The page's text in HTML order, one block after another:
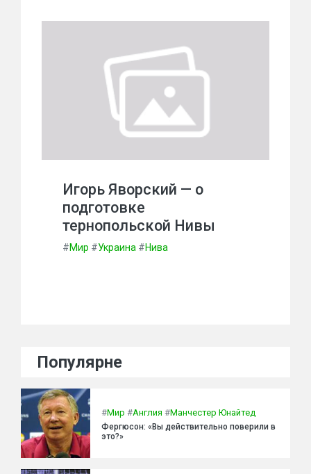
Игорь Яворский — о
подготовке
тернопольской Нивы
#Мир #Украина #Нива
Популярне
#Мир #Англия #Манчестер Юнайтед
Фергюсон: «Вы действительно поверили в
это?»